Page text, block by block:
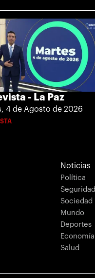
- La Paz
4 de Agosto de 2026
Noticias
Política
Seguridad
Sociedad
Mundo
Deportes
Economía
Salud